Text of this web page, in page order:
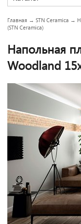
Главная → STN Ceramica →
(STN Ceramica)
Напольная
Woodland